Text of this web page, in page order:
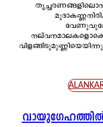
വായുഗേഹത്തിൽ